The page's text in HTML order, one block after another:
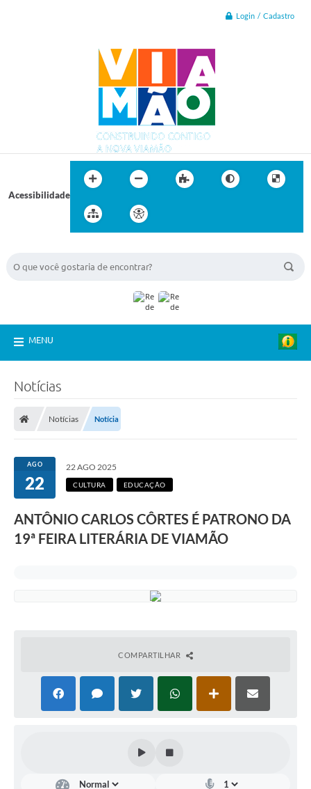
Login / Cadastro
Acessibilidade
MENU
Notícias
Notícias Notícia
AGO
22
22 AGO 2025
CULTURA EDUCAÇÃO
ANTÔNIO CARLOS CÔRTES É PATRONO DA
19ª FEIRA LITERÁRIA DE VIAMÃO
COMPARTILHAR